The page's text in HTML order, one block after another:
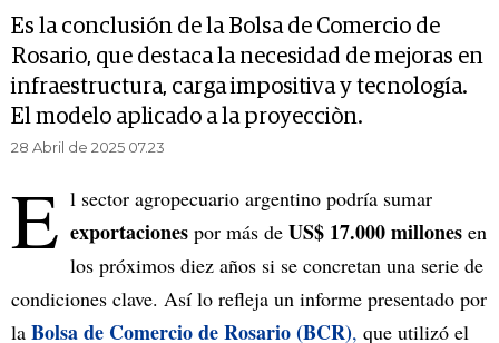
Es la conclusión de la Bolsa de Comercio de
Rosario, que destaca la necesidad de mejoras en
infraestructura, carga impositiva y tecnología.
El modelo aplicado a la proyecciòn.
28 Abril de 2025 07.23
E l sector agropecuario argentino podría sumar
exportaciones por más de US$ 17.000 millones en
los próximos diez años si se concretan una serie de
condiciones clave. Así lo refleja un informe presentado por
la Bolsa de Comercio de Rosario (BCR), que utilizó el